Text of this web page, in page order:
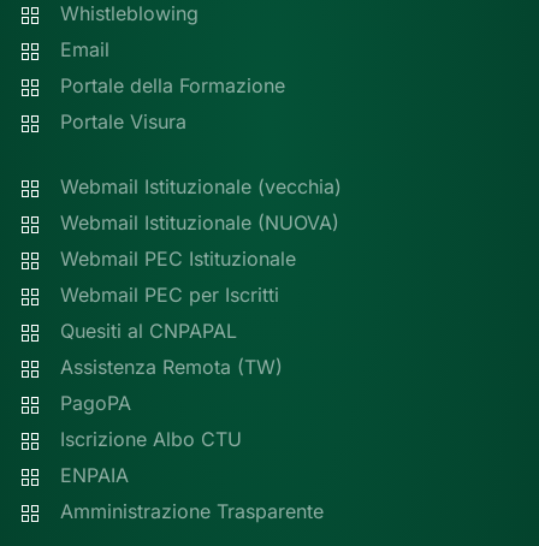
Whistleblowing
Email
Portale della Formazione
Portale Visura
Webmail Istituzionale (vecchia)
Webmail Istituzionale (NUOVA)
Webmail PEC Istituzionale
Webmail PEC per Iscritti
Quesiti al CNPAPAL
Assistenza Remota (TW)
PagoPA
Iscrizione Albo CTU
ENPAIA
Amministrazione Trasparente